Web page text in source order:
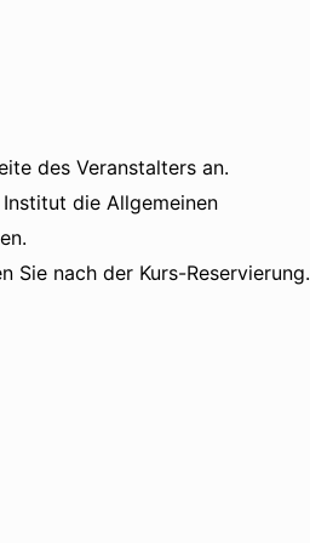
des Veranstalters an.
die Allgemeinen
Sie nach der Kurs-Reservierung.